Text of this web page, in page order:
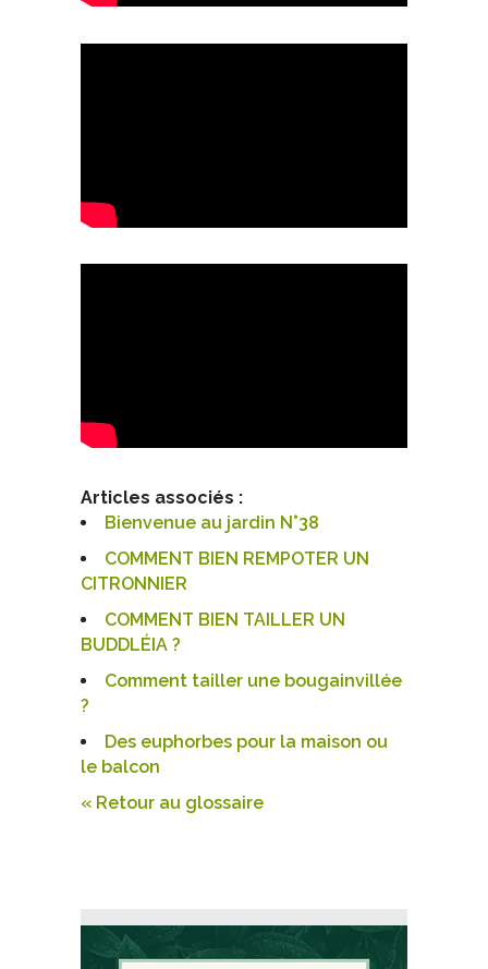
Articles associés :
Bienvenue au jardin N°38
COMMENT BIEN REMPOTER UN
CITRONNIER
COMMENT BIEN TAILLER UN
BUDDLÉIA ?
Comment tailler une bougainvillée
?
Des euphorbes pour la maison ou
le balcon
« Retour au glossaire